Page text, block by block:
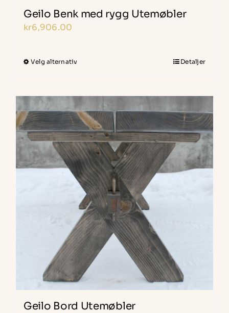
Geilo Benk med rygg Utemøbler
kr6,906.00
Velg alternativ
flere
varianter.
Alternativene
kan
velges
på
produktsiden
Detaljer
Geilo Bord Utemøbler